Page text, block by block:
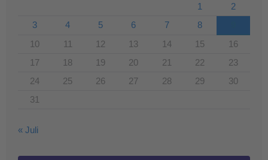
1
2
3
4 5 6 7 8
10
11 12 13 14 15
16
17
18 19 20 21 22
23
24
25 26 27 28 29
30
31
« Juli